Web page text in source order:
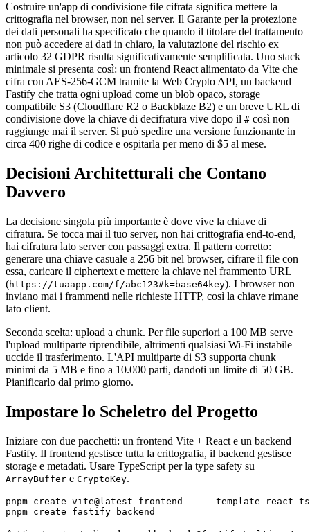
Costruire un'app di condivisione file cifrata significa mettere la
crittografia nel browser, non nel server. Il Garante per la protezione
dei dati personali ha specificato che quando il titolare del trattamento
non può accedere ai dati in chiaro, la valutazione del rischio ex
articolo 32 GDPR risulta significativamente semplificata. Uno stack
minimale si presenta così: un frontend React alimentato da Vite che
cifra con AES-256-GCM tramite la Web Crypto API, un backend
Fastify che tratta ogni upload come un blob opaco, storage
compatibile S3 (Cloudflare R2 o Backblaze B2) e un breve URL di
condivisione dove la chiave di decifratura vive dopo il # così non
raggiunge mai il server. Si può spedire una versione funzionante in
circa 400 righe di codice e ospitarla per meno di $5 al mese.
Decisioni Architetturali che Contano
Davvero
La decisione singola più importante è dove vive la chiave di
cifratura. Se tocca mai il tuo server, non hai crittografia end-to-end,
hai cifratura lato server con passaggi extra. Il pattern corretto:
generare una chiave casuale a 256 bit nel browser, cifrare il file con
essa, caricare il ciphertext e mettere la chiave nel frammento URL
(https://tuaapp.com/f/abc123#k=base64key). I browser non
inviano mai i frammenti nelle richieste HTTP, così la chiave rimane
lato client.
Seconda scelta: upload a chunk. Per file superiori a 100 MB serve
l'upload multiparte riprendibile, altrimenti qualsiasi Wi-Fi instabile
uccide il trasferimento. L'API multiparte di S3 supporta chunk
minimi da 5 MB e fino a 10.000 parti, dandoti un limite di 50 GB.
Pianificarlo dal primo giorno.
Impostare lo Scheletro del Progetto
Iniziare con due pacchetti: un frontend Vite + React e un backend
Fastify. Il frontend gestisce tutta la crittografia, il backend gestisce
storage e metadati. Usare TypeScript per la type safety su
ArrayBuffer e CryptoKey.
pnpm create vite@latest frontend -- --template react-ts